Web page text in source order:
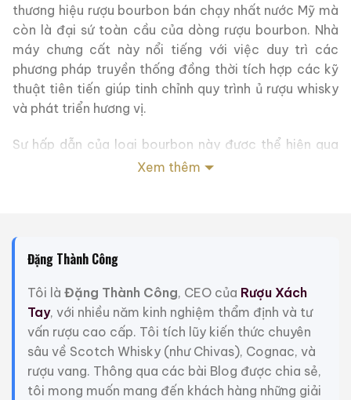
thương hiệu rượu bourbon bán chạy nhất nước Mỹ mà
còn là đại sứ toàn cầu của dòng rượu bourbon. Nhà
máy chưng cất này nổi tiếng với việc duy trì các
phương pháp truyền thống đồng thời tích hợp các kỹ
thuật tiên tiến giúp tinh chỉnh quy trình ủ rượu whisky
và phát triển hương vị.
Sự hấp dẫn của loại bourbon này được thể hiện qua
cách trình bày trong bình decanter được thiết kế
Springer Spaniel, một giống chó nổi tiếng với bản tính
cao quý và hiền lành, trên chai rượu làm nổi bật di sản
sức hấp dẫn của nhà sưu tập.
Vì loại bourbon này đến từ nhà đóng chai chính thức,
người tiêu dùng có thể yên tâm rằng nó duy trì các
tiêu chuẩn cao nhất do Jim Beam đặt ra. Điều này
đảm bảo tính nhất quán và chất lượng, từ khâu lựa
Xem thêm
Đặng Thành Công
Tôi là Đặng Thành Công, CEO của Rượu Xách
Tay, với nhiều năm kinh nghiệm thẩm định và tư
vấn rượu cao cấp. Tôi tích lũy kiến thức chuyên
sâu về Scotch Whisky (như Chivas), Cognac, và
rượu vang. Thông qua các bài Blog được chia sẻ,
tôi mong muốn mang đến khách hàng những giải